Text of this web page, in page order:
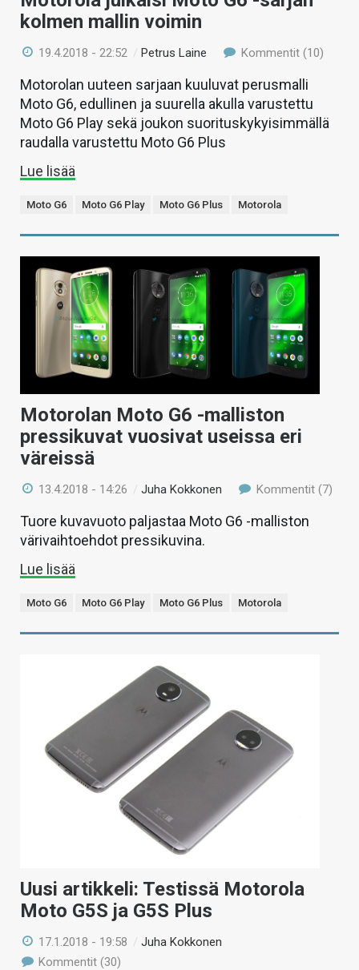
kolmen mallin voimin
19.4.2018 - 22:52 /Petrus Laine Kommentit (10)
Motorolan uuteen sarjaan kuuluvat perusmalli
Moto G6, edullinen ja suurella akulla varustettu
Moto G6 Play sekä joukon suorituskykyisimmällä
raudalla varustettu Moto G6 Plus
Lue lisää
Moto G6 Moto G6 Play Moto G6 Plus Motorola
Motorolan Moto G6 -malliston
pressikuvat vuosivat useissa eri
väreissä
13.4.2018 - 14:26 /Juha Kokkonen Kommentit (7)
Tuore kuvavuoto paljastaa Moto G6 -malliston
värivaihtoehdot pressikuvina.
Lue lisää
Moto G6 Moto G6 Play Moto G6 Plus Motorola
Uusi artikkeli: Testissä Motorola
Moto G5S ja G5S Plus
17.1.2018 - 19:58 /Juha Kokkonen
Kommentit (30)